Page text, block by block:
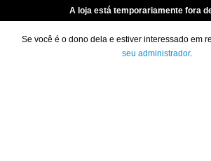
A loja está temporariamente fora
Se você é o dono dela e estiver interessado em
seu administrador.